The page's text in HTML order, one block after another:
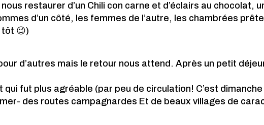
restaurer d’un Chili con carne et d’éclairs au chocolat,
d’un côté, les femmes de l’autre, les chambrées
😉)
d’autres mais le retour nous attend. Après un petit
fut plus agréable (par peu de circulation! C’est dimanche
des routes campagnardes Et de beaux villages de